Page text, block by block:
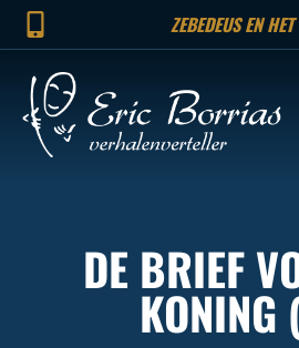
ZEBEDEUS EN
DE BRIEF
KONING